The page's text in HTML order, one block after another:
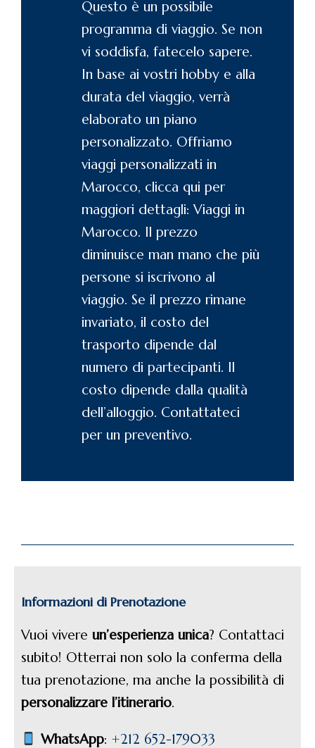
Questo è un possibile
programma di viaggio. Se non
vi soddisfa, fatecelo sapere.
In base ai vostri hobby e alla
durata del viaggio, verrà
elaborato un piano
personalizzato. Offriamo
viaggi personalizzati in
Marocco, clicca qui per
maggiori dettagli: Viaggi in
Marocco. Il prezzo
diminuisce man mano che più
persone si iscrivono al
viaggio. Se il prezzo rimane
invariato, il costo del
trasporto dipende dal
numero di partecipanti. Il
costo dipende dalla qualità
dell’alloggio. Contattateci
per un preventivo.
Informazioni di Prenotazione
Vuoi vivere un’esperienza unica? Contattaci
subito! Otterrai non solo la conferma della
tua prenotazione, ma anche la possibilità di
personalizzare l’itinerario.
WhatsApp: +212 652-179033